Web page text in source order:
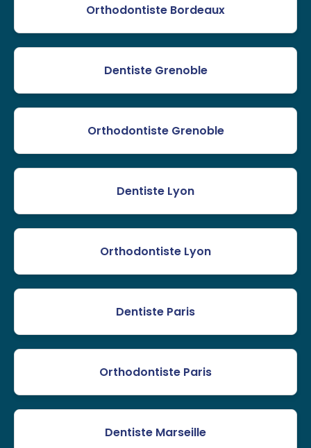
Orthodontiste Bordeaux
Dentiste Grenoble
Orthodontiste Grenoble
Dentiste Lyon
Orthodontiste Lyon
Dentiste Paris
Orthodontiste Paris
Dentiste Marseille